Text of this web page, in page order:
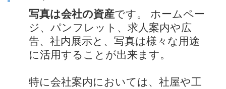
写真は会社の資産です。 ホームペー
ジ、パンフレット、求人案内や広
告、社内展示と、写真は様々な用途
に活用することが出来ます。
特に会社案内においては、社屋や工